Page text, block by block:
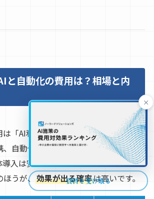
と自動化の費用は？相場と内
「AI利用料」だけでなく、テンプレ
自動化フロー、運用設計のコストで
入は安く見えますが、業務改善まで
うが、 効果が出る確率は高いです。
×
資料を受け取る